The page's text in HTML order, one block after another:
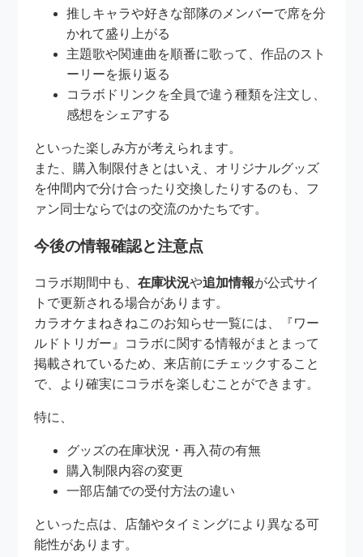
推しキャラや好きな部隊のメンバーで席を分
かれて盛り上がる
主題歌や関連曲を順番に歌って、作品のスト
ーリーを振り返る
コラボドリンクを全員で違う種類を注文し、
感想をシェアする
といった楽しみ方が考えられます。
また、購入制限付きとはいえ、オリジナルグッズ
を仲間内で分け合ったり交換したりするのも、フ
ァン同士ならではの交流のかたちです。
今後の情報確認と注意点
コラボ期間中も、在庫状況や追加情報が公式サイ
トで更新される場合があります。
カラオケまねきねこのお知らせ一覧には、『ワー
ルドトリガー』コラボに関する情報がまとまって
掲載されているため、来店前にチェックすること
で、より確実にコラボを楽しむことができます。
特に、
グッズの在庫状況・再入荷の有無
購入制限内容の変更
一部店舗での受付方法の違い
といった点は、店舗やタイミングにより異なる可
能性があります。